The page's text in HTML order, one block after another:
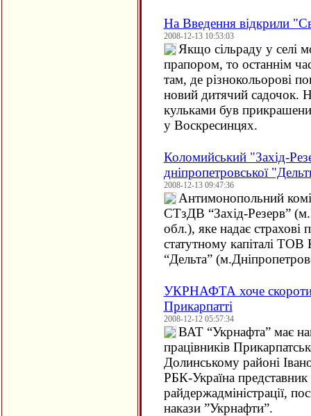
На Введення відкрили
2008-12-13 10:53:03
Якщо сільраду у селі
прапором, то останнім
там, де різнокольорові
новий дитячий садочок.
кульками був
у Воскресинцях.
Коломийський "Захід-
дніпропетровської
2008-12-13 09:47:36
Антимонопольний
СТзДВ “Захід-Резерв”
обл.), яке надає страхові
статутному капіталі
“Дельта”
УКРНАФТА хоче
Прикарпатті
2008-12-12 05:57:34
ВАТ “Укрнафта” має
працівників
Долинському районі
РБК-Україна
райдержадміністрації,
накази ”Укрнафти”.